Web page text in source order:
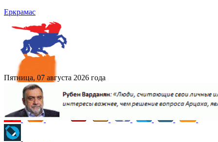
Еркрамас
Пятница, 07 августа 2026 года